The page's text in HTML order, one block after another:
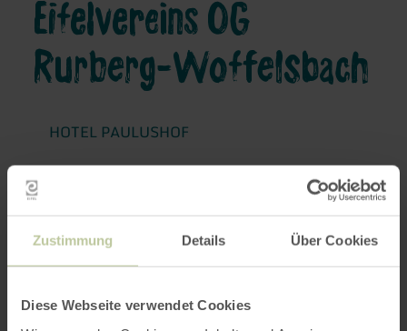
Zustimmung Details Über Cookies
Diese Webseite verwendet Cookies
Eifelvereins OG
Rurberg-Woffelsbach
HOTEL PAULUSHOF
12/12/2026
14:00